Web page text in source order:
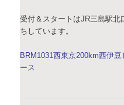
受付＆スタートはJR三島駅
ちしています。
BRM1031西東京200km西伊
ース